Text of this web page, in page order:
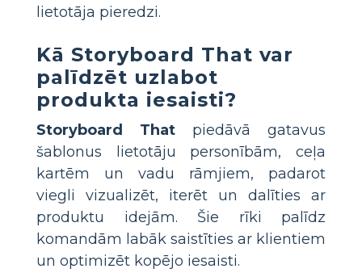
lietotāja pieredzi.
Kā Storyboard That var
palīdzēt uzlabot
produkta iesaisti?
Storyboard That piedāvā gatavus
šablonus lietotāju personībām, ceļa
kartēm un vadu rāmjiem, padarot
viegli vizualizēt, iterēt un dalīties ar
produktu idejām. Šie rīki palīdz
komandām labāk saistīties ar klientiem
un optimizēt kopējo iesaisti.